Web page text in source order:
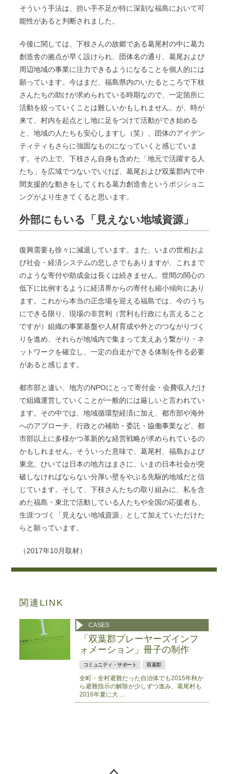
そういう手法は、担い手不足が特に深刻な福島において可
能性があると判断されました。
今後に関しては、下枝さんの故郷である葛尾村の中に葛力
創造舎の拠点が早く設けられ、団体名の通り、葛尾および
周辺地域の事業に注力できるようになることを個人的には
願っています。今はまだ、福島県内のいたるところで下枝
さんたちの助けが求められている時期なので、一定箇所に
活動を絞っていくことは難しいかもしれません。が、時が
来て、村内を起点とし地に足をつけて活動ができ始める
と、地域の人たちも安心しますし（笑）、団体のアイデン
ティティもさらに強固なものになっていくと感じていま
す。その上で、下枝さん自身も含めた「地元で活躍する人
たち」を広域でつないでいけば、葛尾および双葉郡内で中
間支援的な動きをしてくれる葛力創造舎というポジショニ
ングがより生きてくると思います。
外部にもいる「見えない地域資源」
復興需要も徐々に減退しています。また、いまの世相およ
び社会・経済システムの悲しさでもありますが、これまで
のような寄付や助成金は長くは続きません。世間の関心の
低下に比例するように経済界からの寄付も縮小傾向にあり
ます。これから本当の正念場を迎える福島では、今のうち
にできる限り、現場の非営利（営利も行政にも言えること
ですが）組織の事業基盤や人材育成や外とのつながりづく
りを進め、それらが地域内で集まって支えあう繋がり・ネ
ットワークを確立し、一定の自走ができる体制を作る必要
があると感じます。
都市部と違い、地方のNPOにとって寄付金・会費収入だけ
で組織運営していくことが一般的には厳しいと言われてい
ます。その中では、地域循環型経済に加え、都市部や海外
へのアプローチ、行政との補助・委託・協働事業など、都
市部以上に多様かつ革新的な経営戦略が求められているの
かもしれません。そういった意味で、葛尾村、福島および
東北、ひいては日本の地方はまさに、いまの日本社会が突
破しなければならない分厚い壁をやぶる先駆的地域だと信
じています。そして、下枝さんたちの取り組みに、私を含
めた福島・東北で活動している人たちや全国の応援者も、
生涯つづく「見えない地域資源」として加えていただけた
らと願っています。
（2017年10月取材）
関連LINK
CASES
「双葉郡プレーヤーズインフ
ォメーション」冊子の制作
コミュニティ・サポート 双葉郡
全町・全村避難だった自治体でも2015年秋か
ら避難指示の解除が少しずつ進み、葛尾村も
2016年夏に大 …